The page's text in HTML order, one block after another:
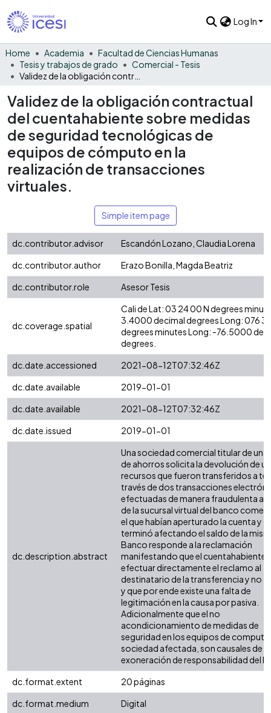
Log In
Home Academia
Facultad de Ciencias Humanas
Tesis y trabajos de grado
Comercial - Tesis
Validez de la obligación contractual
del cuentahabiente sobre medidas
de seguridad tecnológicas de
equipos de cómputo en la
realización de transacciones
virtuales.
Simple item page
dc.contributor.advisor
Escandón Lozano, Claudia Lorena
dc.contributor.author
Erazo Bonilla, Magda Beatriz
dc.contributor.role
Asesor Tesis
dc.coverage.spatial
Cali de Lat: 03 24 00 N degrees
3.4000 decimal degrees Long: 076
degrees minutes Long: -76.5000
degrees.
dc.date.accessioned
2021-08-12T07:32:46Z
dc.date.available
2019-01-01
dc.date.available
2021-08-12T07:32:46Z
dc.date.issued
2019-01-01
dc.description.abstract
Una sociedad comercial titular de una
de ahorros solicita la devolución de
recursos que fueron transferidos a
través de dos transacciones
efectuadas de manera fraudulenta a
de la sucursal virtual del banco
el que habían aperturado la cuenta y
terminó afectando el saldo de la
Banco responde a la reclamación
manifestando que el cuentahabiente
efectuar directamente el reclamo al
destinatario de la transferencia y no
y que por ende existe una falta de
legitimación en la causa por pasiva.
Adicionalmente que el no
acondicionamiento de medidas de
seguridad en los equipos de computo
sociedad afectada, son causales de
exoneración de responsabilidad del
dc.format.extent
20 páginas
dc.format.medium
Digital